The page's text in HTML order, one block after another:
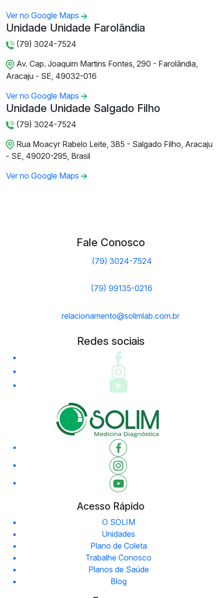
Ver no Google Maps
Unidade Unidade Farolândia
(79) 3024-7524
Av. Cap. Joaquim Martins Fontes, 290 - Farolândia,
Aracaju - SE, 49032-016
Ver no Google Maps
Unidade Unidade Salgado Filho
(79) 3024-7524
Rua Moacyr Rabelo Leite, 385 - Salgado Filho, Aracaju
- SE, 49020-295, Brasil
Ver no Google Maps
Fale Conosco
(79) 3024-7524
(79) 99135-0216
relacionamento@solimlab.com.br
Redes sociais
Acesso Rápido
O SOLIM
Unidades
Plano de Coleta
Trabalhe Conosco
Planos de Saúde
Blog